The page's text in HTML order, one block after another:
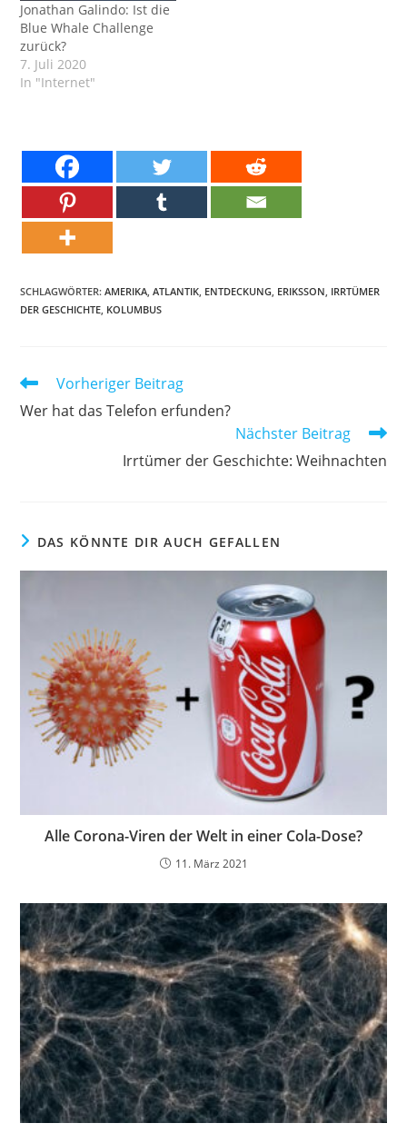
Jonathan Galindo: Ist die
Blue Whale Challenge
zurück?
7. Juli 2020
In "Internet"
SCHLAGWÖRTER:AMERIKA, ATLANTIK, ENTDECKUNG, ERIKSSON, IRRTÜMER
DER GESCHICHTE, KOLUMBUS
Weitere
ansehen
Vorheriger Beitrag
Wer hat das Telefon erfunden?
Nächster Beitrag
Irrtümer der Geschichte: Weihnachten
DAS KÖNNTE DIR AUCH GEFALLEN
Alle Corona-Viren der Welt in einer Cola-Dose?
11. März 2021